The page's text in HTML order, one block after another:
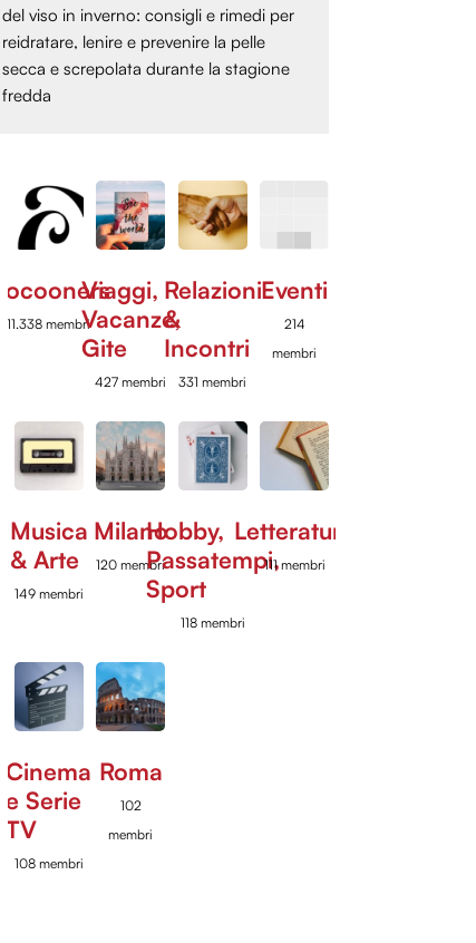
del viso in inverno: consigli e rimedi per
reidratare, lenire e prevenire la pelle
secca e screpolata durante la stagione
fredda
Cocooners
11.338 membri
Viaggi,
Vacanze,
Gite
427 membri
Relazioni
&
Incontri
331 membri
Eventi
214
membri
Musica
& Arte
149 membri
Milano
120 membri
Hobby,
Passatempi,
Sport
118 membri
Letteratura
111 membri
Cinema
e Serie
TV
108 membri
Roma
102
membri